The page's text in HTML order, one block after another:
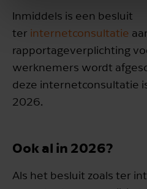
Inmiddels is een besluit
ter internetconsultatie
rapportageverplichting
werknemers wordt
deze internetconsultatie
2026.
Ook al in 2026?
Als het besluit zoals ter